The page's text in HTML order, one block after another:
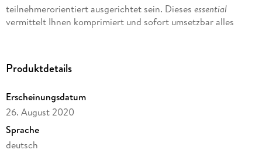
teilnehmerorientiert ausgerichtet sein. Dieses essential
vermittelt Ihnen komprimiert und sofort umsetzbar alles
Veränderungswirkungen entfalten.
Produktdetails
Erscheinungsdatum
26. August 2020
Sprache
deutsch